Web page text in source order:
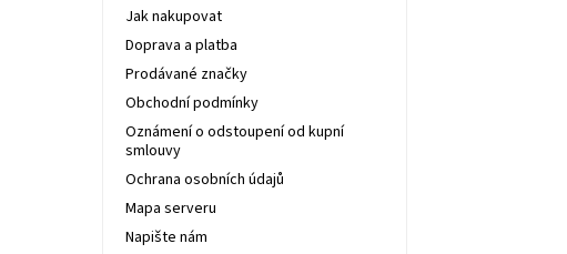
Jak nakupovat
Doprava a platba
Prodávané značky
Obchodní podmínky
Oznámení o odstoupení od kupní
smlouvy
Ochrana osobních údajů
Mapa serveru
Napište nám